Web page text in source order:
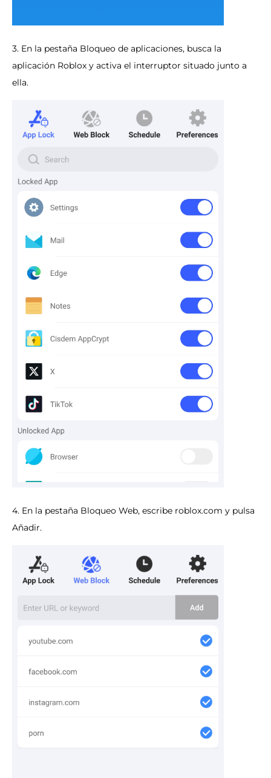
3. En la pestaña Bloqueo de aplicaciones, busca la
aplicación Roblox y activa el interruptor situado junto a
ella.
4. En la pestaña Bloqueo Web, escribe roblox.com y pulsa
Añadir.